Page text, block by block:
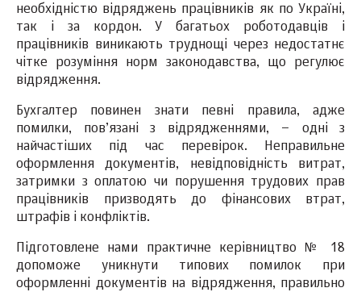
необхідністю відряджень працівників як по Україні,
так і за кордон. У багатьох роботодавців і
працівників виникають труднощі через недостатнє
чітке розуміння норм законодавства, що регулює
відрядження.
Бухгалтер повинен знати певні правила, адже
помилки, пов’язані з відрядженнями, – одні з
найчастіших під час перевірок. Неправильне
оформлення документів, невідповідність витрат,
затримки з оплатою чи порушення трудових прав
працівників призводять до фінансових втрат,
штрафів і конфліктів.
Підготовлене нами практичне керівництво № 18
допоможе уникнути типових помилок при
оформленні документів на відрядження, правильно